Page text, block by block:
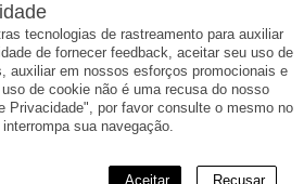
tecnologias de rastreamento para auxiliar
de fornecer feedback, aceitar seu uso de
auxiliar em nossos esforços promocionais e
de cookie não é uma recusa do nosso
Privacidade", por favor consulte o mesmo no
sua navegação.
Aceitar Recusar